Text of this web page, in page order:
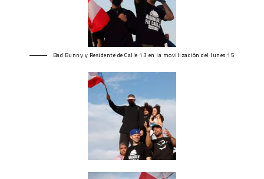
Bad Bunny y Residente de Calle 13 en la movilización del lunes 15